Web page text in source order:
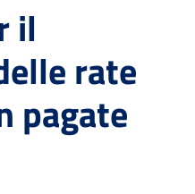
il
rate
pagate